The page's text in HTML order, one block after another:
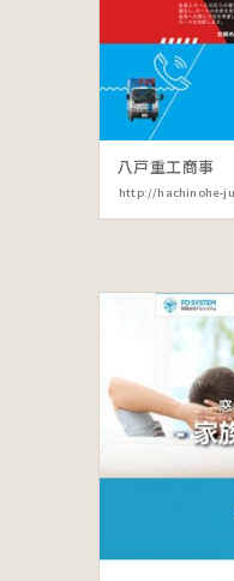
八戸重工商事